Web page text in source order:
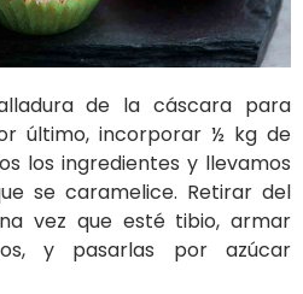
de la cáscara para
último, incorporar ½ kg de
los ingredientes y llevamos
se caramelice. Retirar del
vez que esté tibio, armar
y pasarlas por azúcar